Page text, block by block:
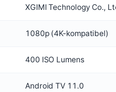
XGIMI Technology Co.,
1080p (4K-kompatibel)
400 ISO Lumens
Android TV 11.0